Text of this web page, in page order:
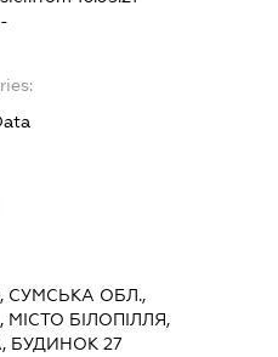
СУМСЬКА ОБЛ.,
БІЛОПІЛЛЯ,
БУДИНОК 27